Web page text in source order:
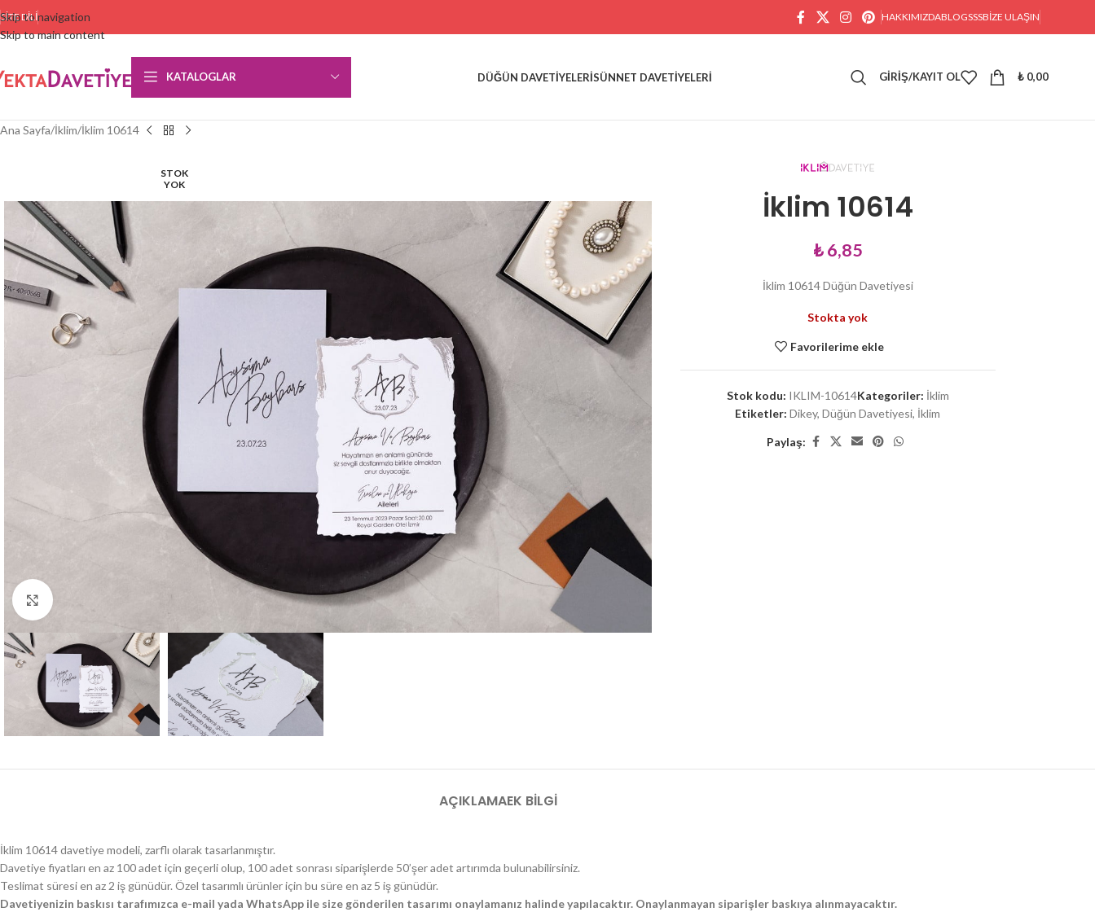
Skip to navigation
Skip to main content
SITE DILI HAKKIMIZDABLOGSSSBIZE ULAŞIN
KATALOGLAR DÜĞÜN DAVETIYELERISÜNNET DAVETIYELERI GIRIŞ/KAYIT OL ₺0,00
Ana Sayfa İklim İklim 10614
STOK
YOK
İklim 10614
₺6,85
İklim 10614 Düğün Davetiyesi
Stokta yok
Favorilerime ekle
Stok kodu: IKLIM-10614Kategoriler: İklim
Etiketler: Dikey, Düğün Davetiyesi, İklim
Paylaş:
AÇIKLAMAEK BILGI
İklim 10614 davetiye modeli, zarflı olarak tasarlanmıştır.
Davetiye fiyatları en az 100 adet için geçerli olup, 100 adet sonrası siparişlerde 50’şer adet artırımda bulunabilirsiniz.
Teslimat süresi en az 2 iş günüdür. Özel tasarımlı ürünler için bu süre en az 5 iş günüdür.
Davetiyenizin baskısı tarafımızca e-mail yada WhatsApp ile size gönderilen tasarımı onaylamanız halinde yapılacaktır. Onaylanmayan siparişler baskıya alınmayacaktır.